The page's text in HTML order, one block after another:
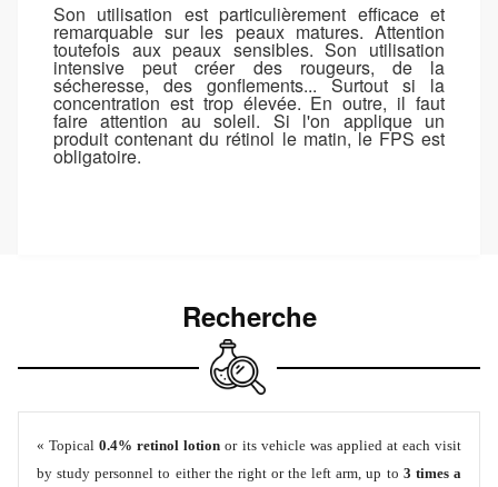
Son utilisation est particulièrement efficace et
remarquable sur les peaux matures. Attention
toutefois aux peaux sensibles. Son utilisation
intensive peut créer des rougeurs, de la
sécheresse, des gonflements... Surtout si la
concentration est trop élevée. En outre, il faut
faire attention au soleil. Si l'on applique un
produit contenant du rétinol le matin, le FPS est
obligatoire.
Recherche
« Topical0.4% retinol lotion or its vehicle was applied at each visit
by study personnel to either the right or the left arm, up to 3 times a